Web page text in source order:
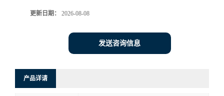
更新日期： 2026-08-08
发送咨询信息
产品详请